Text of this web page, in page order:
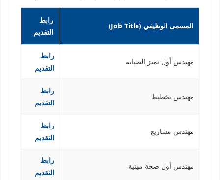
المسمى الوظيفي (Job Title)
رابط
التقديم
مهندس أول تميز الصيانة
رابط
التقديم
مهندس تخطيط
رابط
التقديم
مهندس مشاريع
رابط
التقديم
مهندس أول صحة مهنية
رابط
التقديم